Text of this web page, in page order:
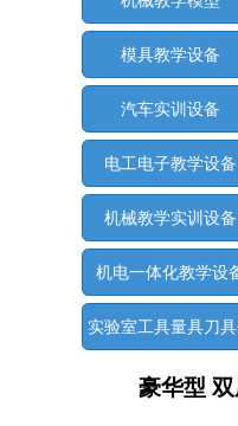
模具教学设备
汽车实训设备
电工电子教学设备
机械教学实训设备
机电一体化教学设
实验室工具量具刀
具
豪华型